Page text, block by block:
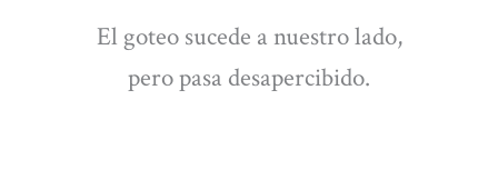
El goteo sucede a nuestro lado,
pero pasa desapercibido.